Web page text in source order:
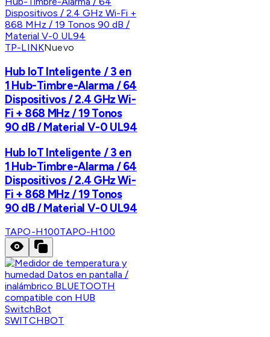
TP-LINKNuevo
Hub IoT Inteligente / 3 en
1 Hub-Timbre-Alarma / 64
Dispositivos / 2.4 GHz Wi-
Fi + 868 MHz / 19 Tonos
90 dB / Material V-0 UL94
Hub IoT Inteligente / 3 en
1 Hub-Timbre-Alarma / 64
Dispositivos / 2.4 GHz Wi-
Fi + 868 MHz / 19 Tonos
90 dB / Material V-0 UL94
TAPO-H100TAPO-H100
SWITCHBOT